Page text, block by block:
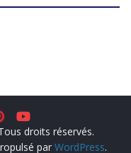
droits réservés.
par WordPress.